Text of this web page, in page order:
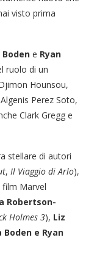
visto prima
Boden e Ryan
ruolo di un
Hounsou,
Perez Soto,
Clark Gregg e
stellare di autori
, Il Viaggio di Arlo),
film Marvel
Robertson-
Holmes 3), Liz
Boden e Ryan